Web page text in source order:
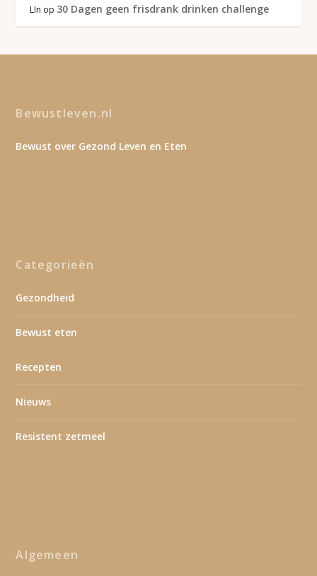
LIn op 30 Dagen geen frisdrank drinken challenge
Bewustleven.nl
Bewust over Gezond Leven en Eten
Categorieën
Gezondheid
Bewust eten
Recepten
Nieuws
Resistent zetmeel
Algemeen